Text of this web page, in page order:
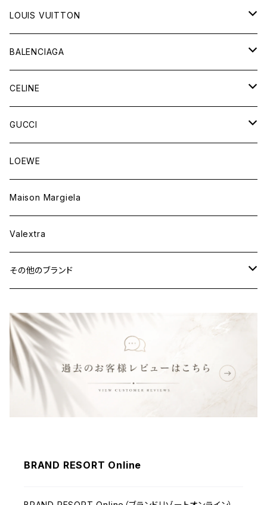
LOUIS VUITTON
バッグ
財布&小物
ウェア
BALENCIAGA
バッグ
財布&小物
ウェア
CELINE
バッグ
財布&小物
ウェア
GUCCI
バッグ
財布&小物
ウェア
LOEWE
Maison Margiela
Valextra
その他のブランド
財布&小物
ウェア
BRAND RESORT Online